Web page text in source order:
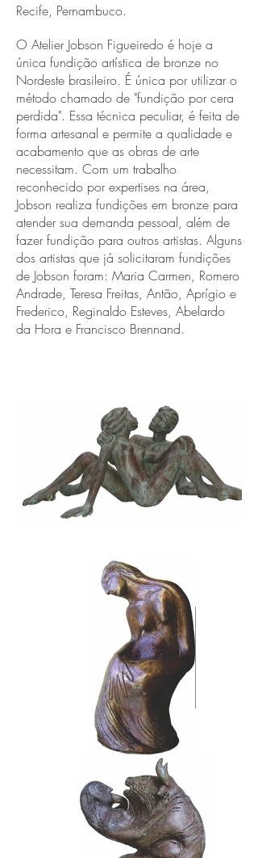
Recife, Pernambuco.
O Atelier Jobson Figueiredo é hoje a
única fundição artística de bronze no
Nordeste brasileiro. É única por utilizar o
método chamado de "fundição por cera
perdida". Essa técnica peculiar, é feita de
forma artesanal e permite a qualidade e
acabamento que as obras de arte
necessitam. Com um trabalho
reconhecido por expertises na área,
Jobson realiza fundições em bronze para
atender sua demanda pessoal, além de
fazer fundição para outros artistas. Alguns
dos artistas que já solicitaram fundições
de Jobson foram: Maria Carmen, Romero
Andrade, Teresa Freitas, Antão, Aprígio e
Frederico, Reginaldo Esteves, Abelardo
da Hora e Francisco Brennand.